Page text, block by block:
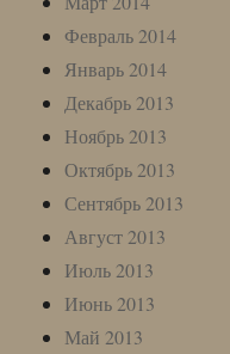
Февраль 2014
Январь 2014
Декабрь 2013
Ноябрь 2013
Октябрь 2013
Сентябрь 2013
Август 2013
Июль 2013
Июнь 2013
Май 2013